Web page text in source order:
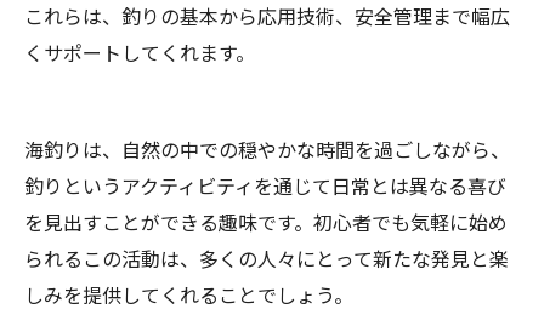
これらは、釣りの基本から応用技術、安全管理まで幅広
くサポートしてくれます。
海釣りは、自然の中での穏やかな時間を過ごしながら、
釣りというアクティビティを通じて日常とは異なる喜び
を見出すことができる趣味です。初心者でも気軽に始め
られるこの活動は、多くの人々にとって新たな発見と楽
しみを提供してくれることでしょう。